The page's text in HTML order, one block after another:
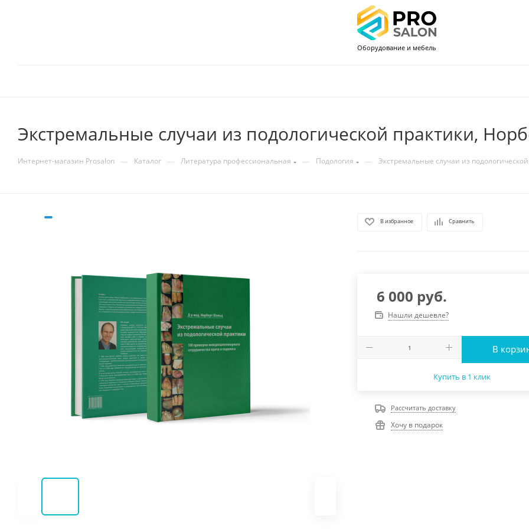
Оборудование и мебель
Экстремальные случаи из подологической практики,
Интернет-магазин Prosalon — Каталог — Литература профессиональная — Подология — Экстремальные случаи из
В избранное Сравнить
6 000 руб.
Нашли дешевле?
В
Купить в 1 клик
Рассчитать доставку
Хочу в подарок